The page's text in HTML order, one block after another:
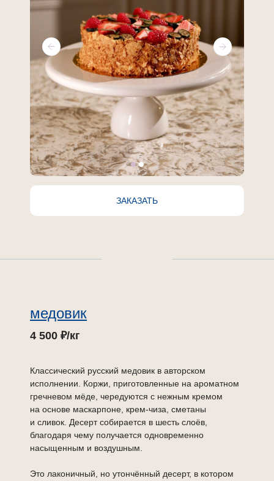
ЗАКАЗАТЬ
Классический русский медовик в авторском
исполнении. Коржи, приготовленные на ароматном
гречневом мёде, чередуются с нежным кремом
на основе маскарпоне, крем-чиза, сметаны
и сливок. Десерт собирается в шесть слоёв,
благодаря чему получается одновременно
насыщенным и воздушным.
Это лаконичный, но утончённый десерт, в котором
4 500 ₽/кг
медовик